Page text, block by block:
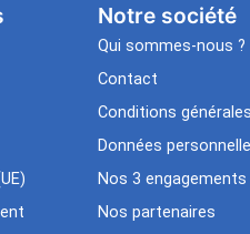
Notre société
Qui sommes-nous ?
Contact
Conditions
Données
Nos 3 engagements
Nos partenaires